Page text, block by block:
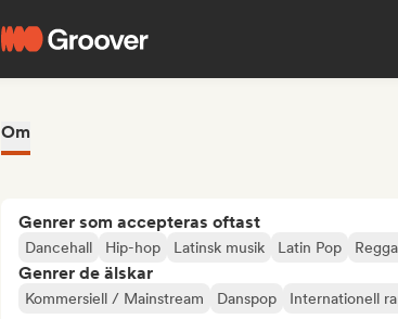
Om
Genrer som accepteras oftast
Dancehall Hip-hop Latinsk musik Latin Pop
Genrer de älskar
Kommersiell / Mainstream Danspop Internationell